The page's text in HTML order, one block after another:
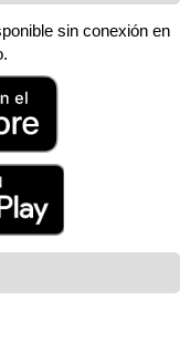
sin conexión en